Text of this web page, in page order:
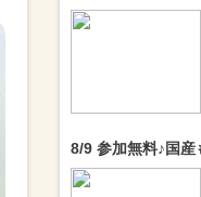
8/9 参加無料♪国産